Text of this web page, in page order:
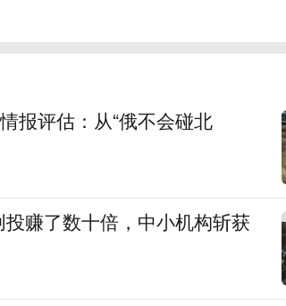
报评估：从“俄不会碰北
赚了数十倍，中小机构斩获